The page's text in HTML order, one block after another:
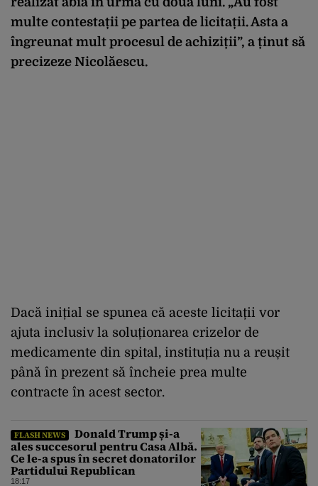
multe contestații pe partea de licitații. Asta a
îngreunat mult procesul de achiziții”, a ținut să
precizeze Nicolăescu.
Dacă inițial se spunea că aceste licitații vor
ajuta inclusiv la soluționarea crizelor de
medicamente din spital, instituția nu a reușit
până în prezent să încheie prea multe
contracte în acest sector.
FLASH NEWS
Donald Trump și-a
ales succesorul pentru Casa Albă.
Ce le-a spus în secret donatorilor
Partidului Republican
18:17